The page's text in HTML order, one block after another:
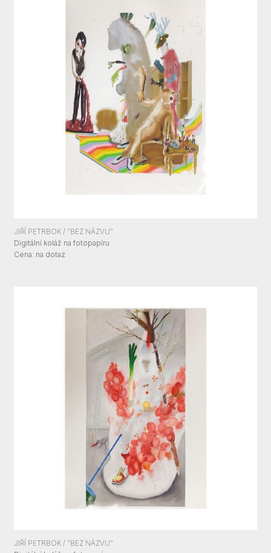
JIŘÍ PETRBOK / "BEZ NÁZVU"
Digitální koláž na fotopapíru
Cena:
Cena: na dotaz
JIŘÍ PETRBOK / "BEZ NÁZVU"